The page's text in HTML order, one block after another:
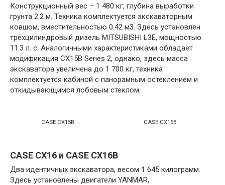
Конструкционный вес – 1 480 кг, глубина выработки
грунта 2.2 м. Техника комплектуется экскаваторным
ковшом, вместительностью 0.42 м3. Здесь установлен
трёхцилиндровый дизель MITSUBISHI L3E, мощностью
11.3 л. с. Аналогичными характеристиками обладает
модификация CX15B Series 2, однако, здесь масса
экскаватора увеличена до 1 700 кг, техника
комплектуется кабиной с панорамным остеклением и
откидывающимся лобовым стеклом.
CASE CX15B CASE CX15B
CASE CX16 и CASE CX16B
Два идентичных экскаватора, весом 1 645 килограмм.
Здесь установлены двигатели YANMAR,